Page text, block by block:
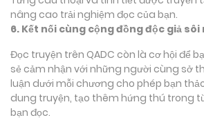
nâng cao trải nghiệm đọc của bạn.
6. Kết nối cùng cộng đồng độc giả sôi
Đọc truyện trên QADC còn là cơ hội để
sẻ cảm nhận với những người cùng sở
luận dưới mỗi chương cho phép bạn
dung truyện, tạo thêm hứng thú trong
bạn đọc.